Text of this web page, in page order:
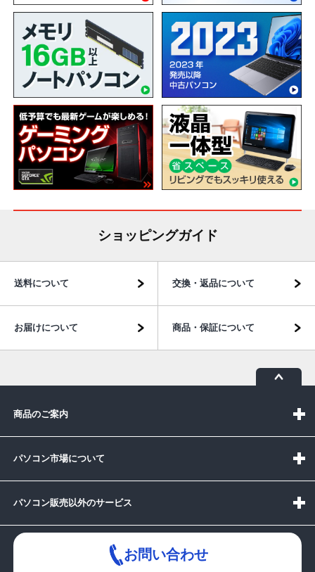
ショッピングガイド
送料について 交換・返品について
お届けについて 商品・保証について
商品のご案内
パソコン市場について
パソコン販売以外のサービス
お問い合わせ